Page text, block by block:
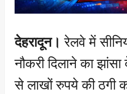
देहरादून। रेलवे में
नौकरी दिलाने का
से लाखों रुपये की ठगी